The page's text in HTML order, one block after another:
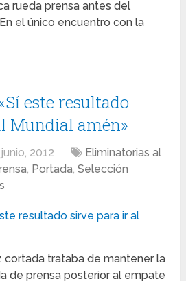
rueda prensa antes del
el único encuentro con la
este resultado
Mundial amén»
2012
Eliminatorias al
, Portada,Selección
cortada trataba de mantener la
de prensa posterior al empate